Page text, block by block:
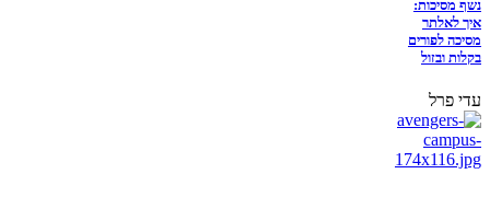
נשף מסיכות:
איך לאלתר
מסיכה לפורים
בקלות ובזול
עדי פרל